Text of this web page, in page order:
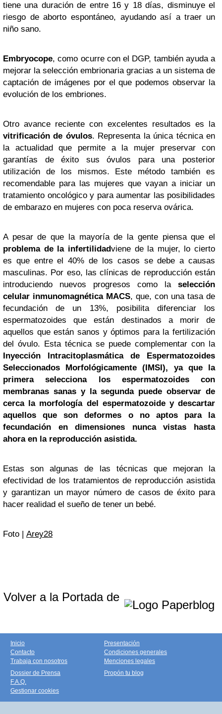
tiene una duración de entre 16 y 18 días, disminuye el
riesgo de aborto espontáneo, ayudando así a traer un
niño sano.
Embryocope, como ocurre con el DGP, también ayuda a
mejorar la selección embrionaria gracias a un sistema de
captación de imágenes por el que podemos observar la
evolución de los embriones.
Otro avance reciente con excelentes resultados es la
vitrificación de óvulos. Representa la única técnica en
la actualidad que permite a la mujer preservar con
garantías de éxito sus óvulos para una posterior
utilización de los mismos. Este método también es
recomendable para las mujeres que vayan a iniciar un
tratamiento oncológico y para aumentar las posibilidades
de embarazo en mujeres con poca reserva ovárica.
A pesar de que la mayoría de la gente piensa que el
problema de la infertilidadviene de la mujer, lo cierto
es que entre el 40% de los casos se debe a causas
masculinas. Por eso, las clínicas de reproducción están
introduciendo nuevos progresos como la selección
celular inmunomagnética MACS, que, con una tasa de
fecundación de un 13%, posibilita diferenciar los
espermatozoides que están destinados a morir de
aquellos que están sanos y óptimos para la fertilización
del óvulo. Esta técnica se puede complementar con la
Inyección Intracitoplasmática de Espermatozoides
Seleccionados Morfológicamente (IMSI), ya que la
primera selecciona los espermatozoides con
membranas sanas y la segunda puede observar de
cerca la morfología del espermatozoide y descartar
aquellos que son deformes o no aptos para la
fecundación en dimensiones nunca vistas hasta
ahora en la reproducción asistida.
Estas son algunas de las técnicas que mejoran la
efectividad de los tratamientos de reproducción asistida
y garantizan un mayor número de casos de éxito para
hacer realidad el sueño de tener un bebé.
Foto | Arey28
Volver a la Portada de
Inicio
Contacto
Trabaja con nosotros
Presentación
Condiciones generales
Menciones legales
Dossier de Prensa
F.A.Q.
Gestionar cookies
Propón tu blog